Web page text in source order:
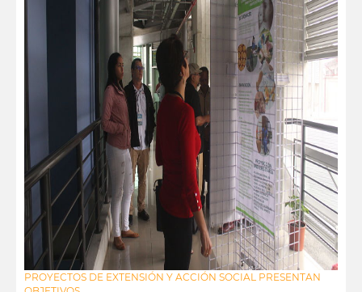
PROYECTOS DE EXTENSIÓN Y ACCIÓN SOCIAL PRESENTAN